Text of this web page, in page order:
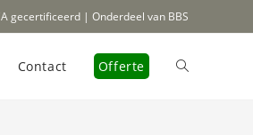
gecertificeerd | Onderdeel van BBS
Contact Offerte Toggle